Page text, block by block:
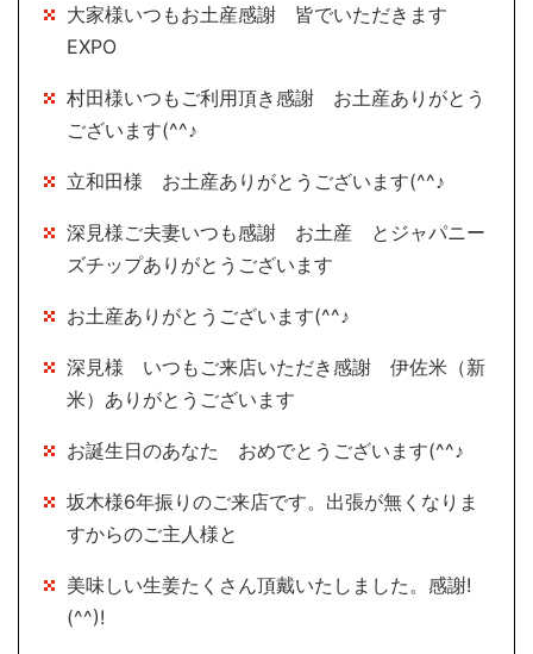
大家様いつもお土産感謝 皆でいただきます
EXPO
村田様いつもご利用頂き感謝 お土産ありがとう
ございます(^^♪
立和田様 お土産ありがとうございます(^^♪
深見様ご夫妻いつも感謝 お土産 とジャパニー
ズチップありがとうございます
お土産ありがとうございます(^^♪
深見様 いつもご来店いただき感謝 伊佐米（新
米）ありがとうございます
お誕生日のあなた おめでとうございます(^^♪
坂木様6年振りのご来店です。出張が無くなりま
すからのご主人様と
美味しい生姜たくさん頂戴いたしました。感謝!
(^^)!